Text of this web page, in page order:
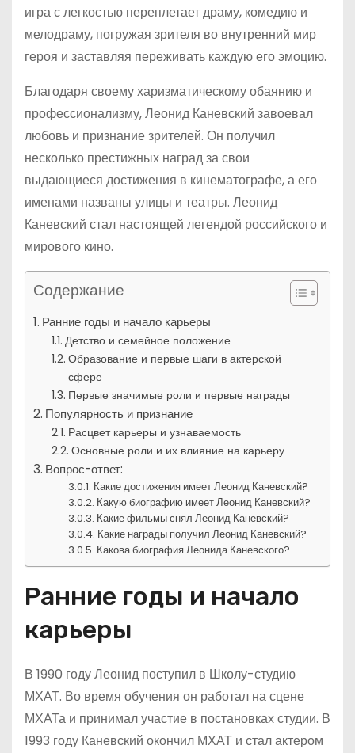
игра с легкостью переплетает драму, комедию и
мелодраму, погружая зрителя во внутренний мир
героя и заставляя переживать каждую его эмоцию.
Благодаря своему харизматическому обаянию и
профессионализму, Леонид Каневский завоевал
любовь и признание зрителей. Он получил
несколько престижных наград за свои
выдающиеся достижения в кинематографе, а его
именами названы улицы и театры. Леонид
Каневский стал настоящей легендой российского и
мирового кино.
Содержание
Ранние годы и начало карьеры
Детство и семейное положение
Образование и первые шаги в актерской
сфере
Первые значимые роли и первые награды
Популярность и признание
Расцвет карьеры и узнаваемость
Основные роли и их влияние на карьеру
Вопрос-ответ:
Какие достижения имеет Леонид Каневский?
Какую биографию имеет Леонид Каневский?
Какие фильмы снял Леонид Каневский?
Какие награды получил Леонид Каневский?
Какова биография Леонида Каневского?
Ранние годы и начало
карьеры
В 1990 году Леонид поступил в Школу-студию
МХАТ. Во время обучения он работал на сцене
МХАТа и принимал участие в постановках студии. В
1993 году Каневский окончил МХАТ и стал актером